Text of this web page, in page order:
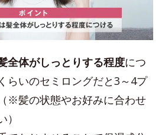
全体がしっとりする程度につ
らいのセミロングだと3～4プ
※髪の状態やお好みに合わせ